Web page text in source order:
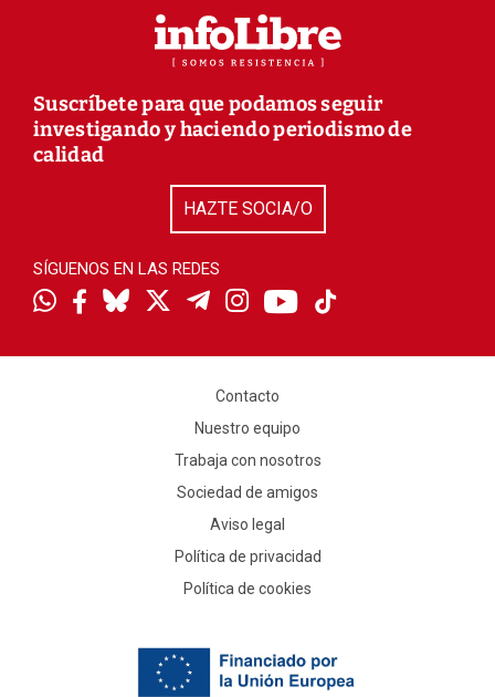
Suscríbete para que podamos seguir
investigando y haciendo periodismo de
calidad
HAZTE SOCIA/O
SÍGUENOS EN LAS REDES
Contacto
Nuestro equipo
Trabaja con nosotros
Sociedad de amigos
Aviso legal
Política de privacidad
Política de cookies